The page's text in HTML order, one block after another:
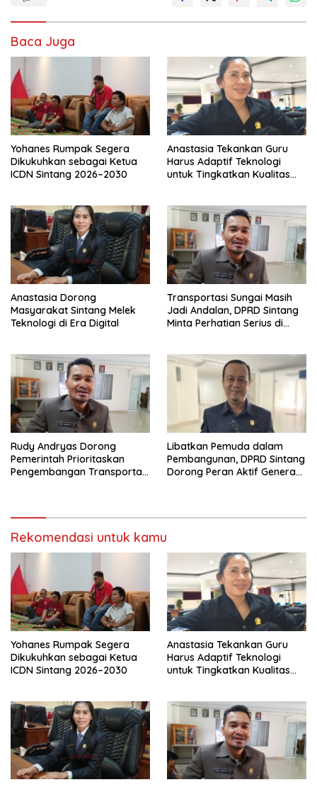
Baca Juga
Yohanes Rumpak Segera
Dikukuhkan sebagai Ketua
ICDN Sintang 2026–2030
Anastasia Tekankan Guru
Harus Adaptif Teknologi
untuk Tingkatkan Kualitas
Anastasia Dorong
Masyarakat Sintang Melek
Teknologi di Era Digital
Transportasi Sungai Masih
Jadi Andalan, DPRD Sintang
Minta Perhatian Serius di
Rudy Andryas Dorong
Pemerintah Prioritaskan
Pengembangan Transportasi
Libatkan Pemuda dalam
Pembangunan, DPRD Sintang
Dorong Peran Aktif Generasi
Rekomendasi untuk kamu
Yohanes Rumpak Segera
Dikukuhkan sebagai Ketua
ICDN Sintang 2026–2030
Anastasia Tekankan Guru
Harus Adaptif Teknologi
untuk Tingkatkan Kualitas